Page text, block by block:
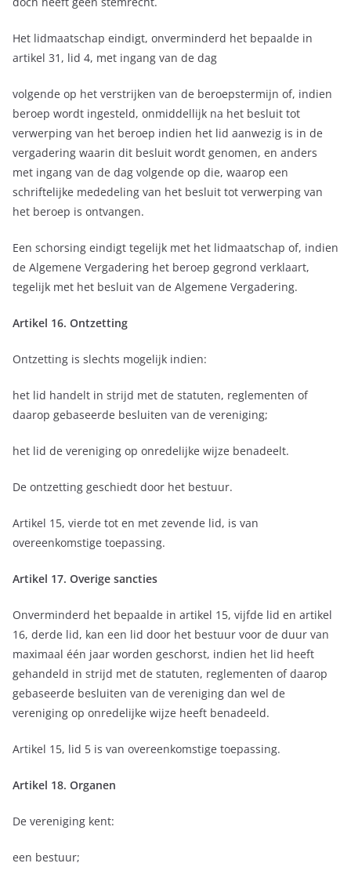
Het lidmaatschap eindigt, onverminderd het bepaalde in
artikel 31, lid 4, met ingang van de dag
volgende op het verstrijken van de beroepstermijn of, indien
beroep wordt ingesteld, onmiddellijk na het besluit tot
verwerping van het beroep indien het lid aanwezig is in de
vergadering waarin dit besluit wordt genomen, en anders
met ingang van de dag volgende op die, waarop een
schriftelijke mededeling van het besluit tot verwerping van
het beroep is ontvangen.
Een schorsing eindigt tegelijk met het lidmaatschap of, indien
de Algemene Vergadering het beroep gegrond verklaart,
tegelijk met het besluit van de Algemene Vergadering.
Artikel 16. Ontzetting
Ontzetting is slechts mogelijk indien:
het lid handelt in strijd met de statuten, reglementen of
daarop gebaseerde besluiten van de vereniging;
het lid de vereniging op onredelijke wijze benadeelt.
De ontzetting geschiedt door het bestuur.
Artikel 15, vierde tot en met zevende lid, is van
overeenkomstige toepassing.
Artikel 17. Overige sancties
Onverminderd het bepaalde in artikel 15, vijfde lid en artikel
16, derde lid, kan een lid door het bestuur voor de duur van
maximaal één jaar worden geschorst, indien het lid heeft
gehandeld in strijd met de statuten, reglementen of daarop
gebaseerde besluiten van de vereniging dan wel de
vereniging op onredelijke wijze heeft benadeeld.
Artikel 15, lid 5 is van overeenkomstige toepassing.
Artikel 18. Organen
De vereniging kent:
een bestuur;